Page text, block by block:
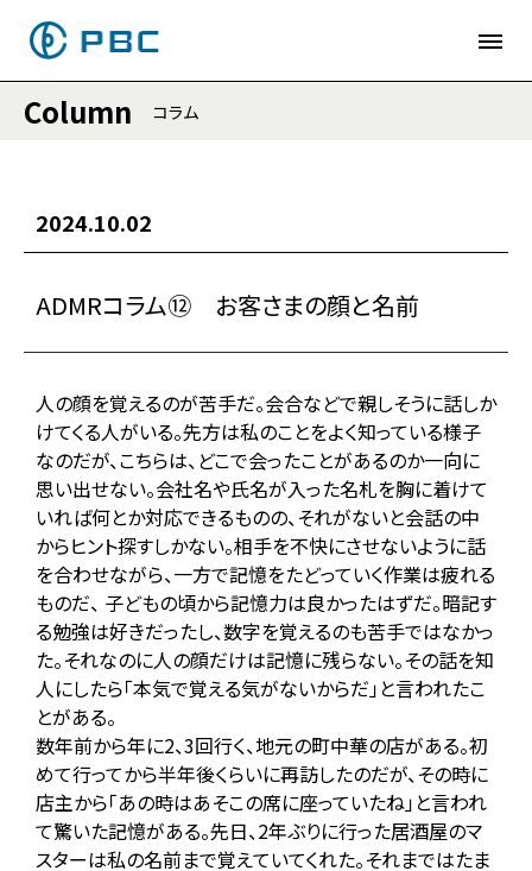
Column コラム
2024.10.02
ADMRコラム⑫ お客さまの顔と名前
人の顔を覚えるのが苦手だ。会合などで親しそうに話しか
けてくる人がいる。先方は私のことをよく知っている様子
なのだが、こちらは、どこで会ったことがあるのか一向に
思い出せない。会社名や氏名が入った名札を胸に着けて
いれば何とか対応できるものの、それがないと会話の中
からヒント探すしかない。相手を不快にさせないように話
を合わせながら、一方で記憶をたどっていく作業は疲れる
ものだ、 子どもの頃から記憶力は良かったはずだ。暗記す
る勉強は好きだったし、数字を覚えるのも苦手ではなかっ
た。それなのに人の顔だけは記憶に残らない。その話を知
人にしたら「本気で覚える気がないからだ」と言われたこ
とがある。
数年前から年に2、3回行く、地元の町中華の店がある。初
めて行ってから半年後くらいに再訪したのだが、その時に
店主から「あの時はあそこの席に座っていたね」と言われ
て驚いた記憶がある。先日、2年ぶりに行った居酒屋のマ
スターは私の名前まで覚えていてくれた。それまではたま